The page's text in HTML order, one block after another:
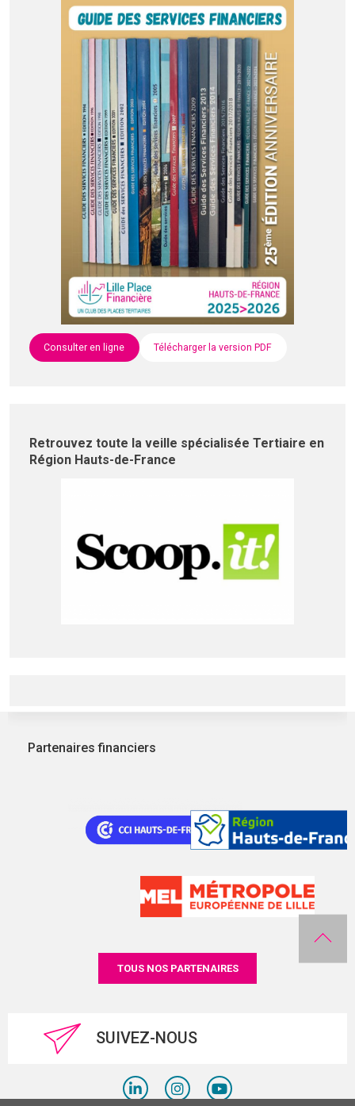
Consulter en ligne Télécharger la version PDF
Retrouvez toute la veille spécialisée Tertiaire en
Région Hauts-de-France
Partenaires financiers
TOUS NOS PARTENAIRES
SUIVEZ-NOUS